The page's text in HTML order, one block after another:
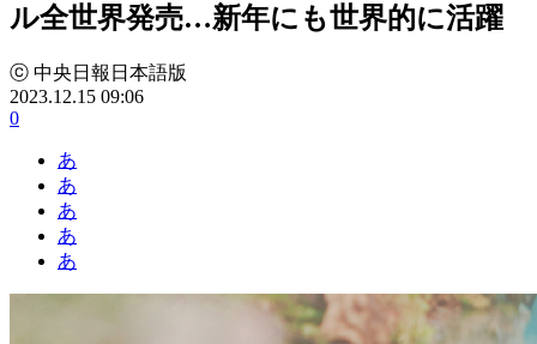
ル全世界発売…新年にも世界的に活躍
ⓒ 中央日報日本語版
2023.12.15 09:06
0
あ
あ
あ
あ
あ